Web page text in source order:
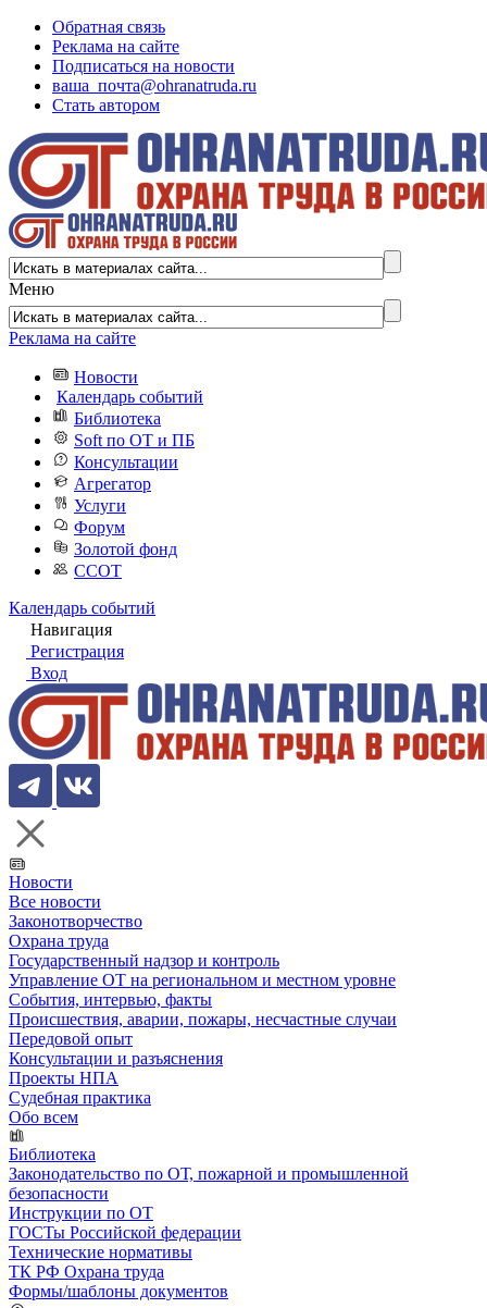
Обратная связь
Реклама на сайте
Подписаться на новости
ваша_почта@ohranatruda.ru
Стать автором
Меню
Реклама на сайте
Новости
Календарь событий
Библиотека
Soft по ОТ и ПБ
Консультации
Агрегатор
Услуги
Форум
Золотой фонд
ССОТ
Календарь событий
Навигация
Регистрация
Вход
Новости
Все новости
Законотворчество
Охрана труда
Государственный надзор и контроль
Управление ОТ на региональном и местном уровне
События, интервью, факты
Происшествия, аварии, пожары, несчастные случаи
Передовой опыт
Консультации и разъяснения
Проекты НПА
Судебная практика
Обо всем
Библиотека
Законодательство по ОТ, пожарной и промышленной
безопасности
Инструкции по ОТ
ГОСТы Российской федерации
Технические нормативы
ТК РФ Охрана труда
Формы/шаблоны документов